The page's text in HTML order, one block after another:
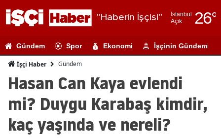
"Haberin İşçisi"
İstanbul
Açık
26°
Adıyaman
Ağrı
Amasya
Gündem Spor Ekonomi İşçinin Gündemi
İşçi Haber Gündem
Hasan Can Kaya evlendi
mi? Duygu Karabaş kimdir,
kaç yaşında ve nereli?